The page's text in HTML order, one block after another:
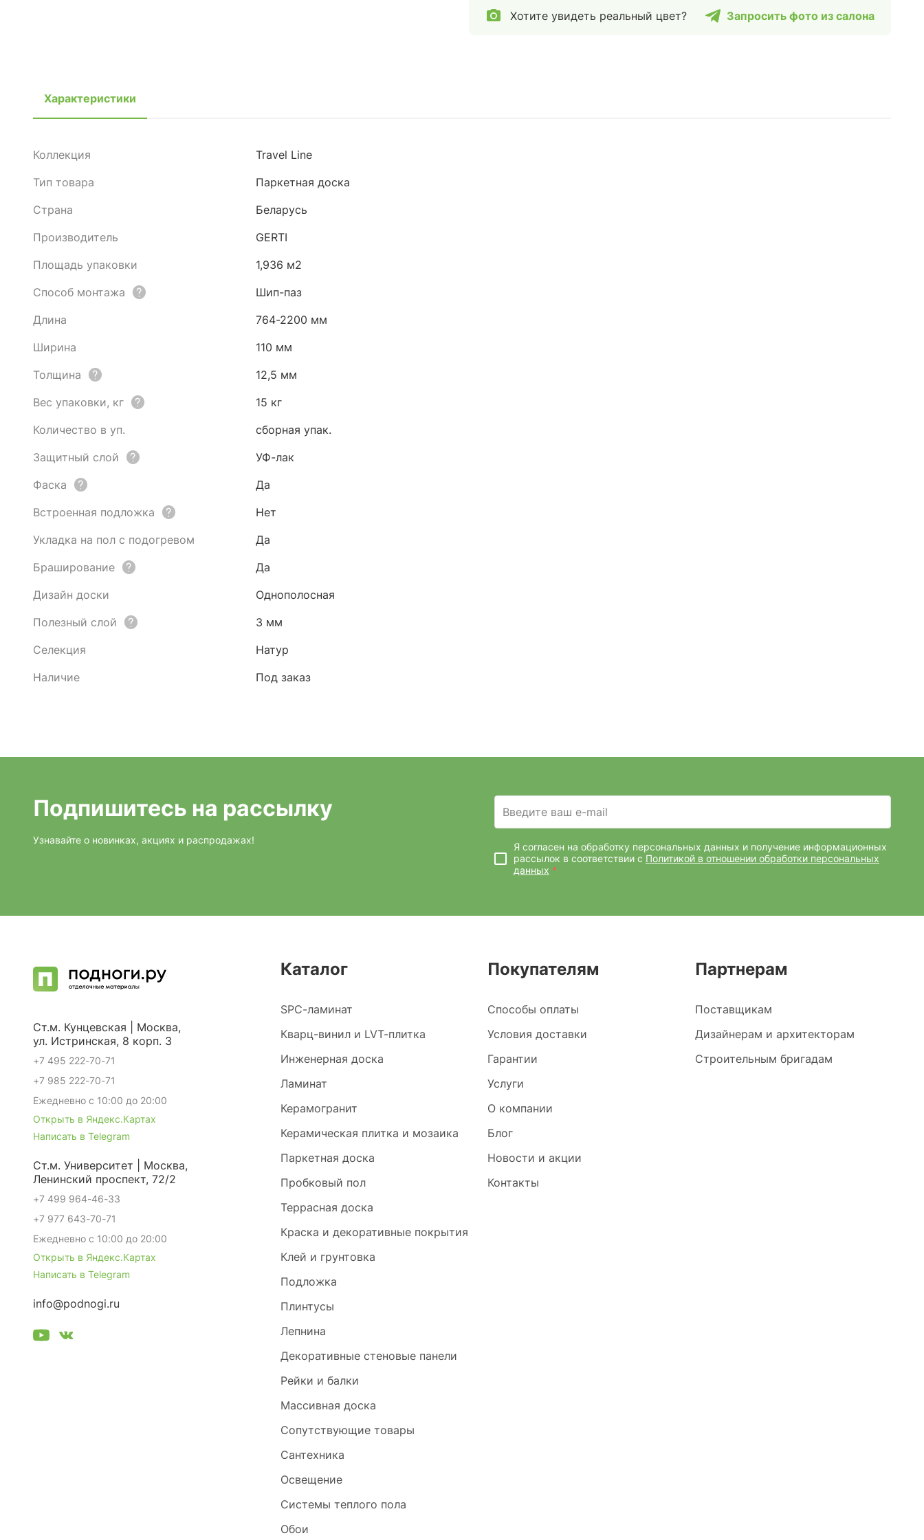
Хотите увидеть реальный цвет? Запросить фото из салона
Характеристики
Коллекция
Travel Line
Тип товара
Паркетная доска
Страна
Беларусь
Производитель
GERTI
Площадь упаковки
1,936 м2
Способ монтажа
Шип-паз
Длина
764-2200 мм
Ширина
110 мм
Толщина
12,5 мм
Вес упаковки, кг
15 кг
Количество в уп.
сборная упак.
Защитный слой
УФ-лак
Фаска
Да
Встроенная подложка
Нет
Укладка на пол с подогревом
Да
Браширование
Да
Дизайн доски
Однополосная
Полезный слой
3 мм
Селекция
Натур
Наличие
Под заказ
Подпишитесь на рассылку
Узнавайте о новинках, акциях и распродажах!
Введите ваш e-mail
Я согласен на обработку персональных данных и получение информационных
рассылок в соответствии с Политикой в отношении обработки персональных
данных *
Каталог
SPC-ламинат
Кварц-винил и LVT-плитка
Инженерная доска
Ламинат
Керамогранит
Керамическая плитка и мозаика
Паркетная доска
Пробковый пол
Террасная доска
Краска и декоративные покрытия
Клей и грунтовка
Подложка
Плинтусы
Лепнина
Декоративные стеновые панели
Рейки и балки
Массивная доска
Сопутствующие товары
Сантехника
Освещение
Системы теплого пола
Обои
Покупателям
Способы оплаты
Условия доставки
Гарантии
Услуги
О компании
Блог
Новости и акции
Контакты
Партнерам
Поставщикам
Дизайнерам и архитекторам
Строительным бригадам
Ст.м. Кунцевская | Москва,
ул. Истринская, 8 корп. 3
+7 495 222-70-71
+7 985 222-70-71
Ежедневно с 10:00 до 20:00
Открыть в Яндекс.Картах
Написать в Telegram
Ст.м. Университет | Москва,
Ленинский проспект, 72/2
+7 499 964-46-33
+7 977 643-70-71
Ежедневно с 10:00 до 20:00
Открыть в Яндекс.Картах
Написать в Telegram
info@podnogi.ru